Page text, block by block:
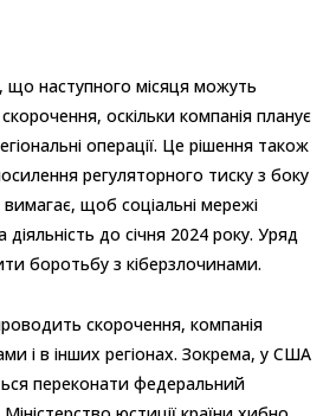
що наступного місяця можуть
оскільки компанія планує
операції. Це рішення також
регуляторного тиску з боку
щоб соціальні мережі
до січня 2024 року. Уряд
боротьбу з кіберзлочинами.
скорочення, компанія
і в інших регіонах. Зокрема, у США
переконати федеральний